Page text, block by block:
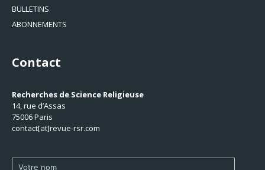
BULLETINS
ABONNEMENTS
Contact
Recherches de Science Religieuse
14, rue d’Assas
75006 Paris
contact[at]revue-rsr.com